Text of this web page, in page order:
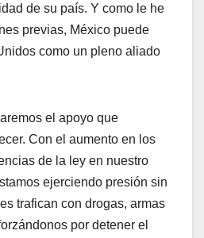
de su país. Y como le he
previas, México puede
como un pleno aliado
el apoyo que
Con el aumento en los
de la ley en nuestro
ejerciendo presión sin
trafican con drogas, armas
por detener el